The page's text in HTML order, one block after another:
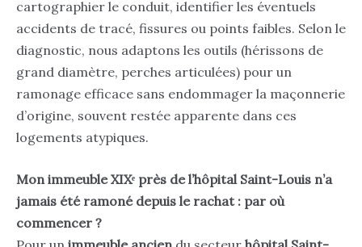
cartographier le conduit, identifier les éventuels
accidents de tracé, fissures ou points faibles. Selon le
diagnostic, nous adaptons les outils (hérissons de
grand diamètre, perches articulées) pour un
ramonage efficace sans endommager la maçonnerie
d’origine, souvent restée apparente dans ces
logements atypiques.
Mon immeuble XIXᵉ près de l’hôpital Saint-Louis n’a
jamais été ramoné depuis le rachat : par où
commencer ?